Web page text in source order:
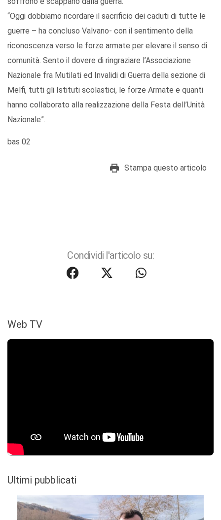
“Oggi dobbiamo ricordare il sacrificio dei caduti di tutte le
guerre – ha concluso Valvano- con il sentimento della
riconoscenza verso le forze armate per elevare il senso di
comunità. Sento il dovere di ringraziare l’Associazione
Nazionale fra Mutilati ed Invalidi di Guerra della sezione di
Melfi, tutti gli Istituti scolastici, le forze Armate e quanti
hanno collaborato alla realizzazione della Festa dell’Unità
Nazionale”.
bas 02
Stampa questo articolo
Condividi l'articolo su:
Web TV
Ultimi pubblicati